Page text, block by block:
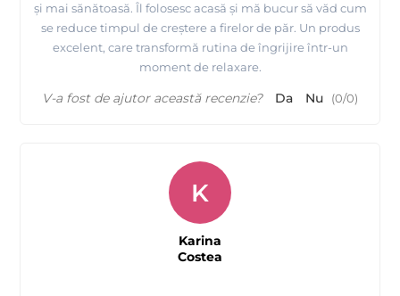
și mai sănătoasă. Îl folosesc acasă și mă bucur să văd cum
se reduce timpul de creștere a firelor de păr. Un produs
excelent, care transformă rutina de îngrijire într-un
moment de relaxare.
V-a fost de ajutor această recenzie? Da Nu (0/0)
K
Karina
Costea